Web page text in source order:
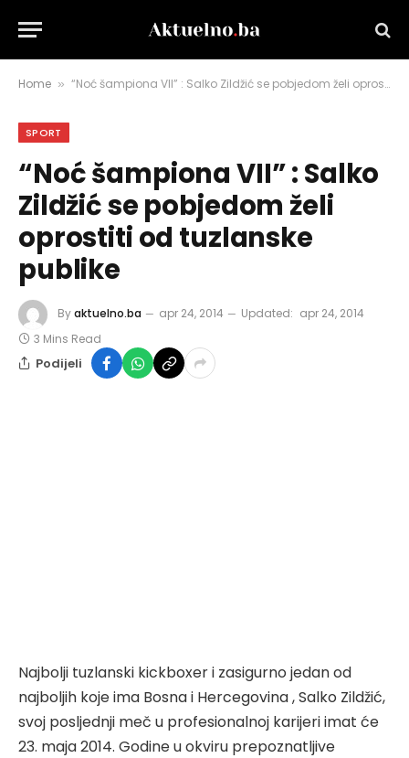
Home » “Noć šampiona VII” : Salko Zildžić se pobjedom želi oprostiti od tuzlanske publike
SPORT
“Noć šampiona VII” : Salko
Zildžić se pobjedom želi
oprostiti od tuzlanske
publike
Byaktuelno.ba apr 24, 2014 Updated: apr 24, 2014
3 Mins Read
Podijeli
Najbolji tuzlanski kickboxer i zasigurno jedan od
najboljih koje ima Bosna i Hercegovina , Salko Zildžić,
svoj posljednji meč u profesionalnoj karijeri imat će
23. maja 2014. Godine u okviru prepoznatljive